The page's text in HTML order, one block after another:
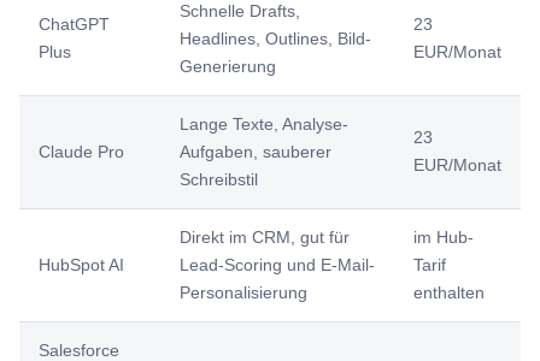
ChatGPT
Plus
Schnelle Drafts,
Headlines, Outlines, Bild-
Generierung
23
EUR/Monat
Claude Pro
Lange Texte, Analyse-
Aufgaben, sauberer
Schreibstil
23
EUR/Monat
HubSpot AI
Direkt im CRM, gut für
Lead-Scoring und E-Mail-
Personalisierung
im Hub-
Tarif
enthalten
Salesforce